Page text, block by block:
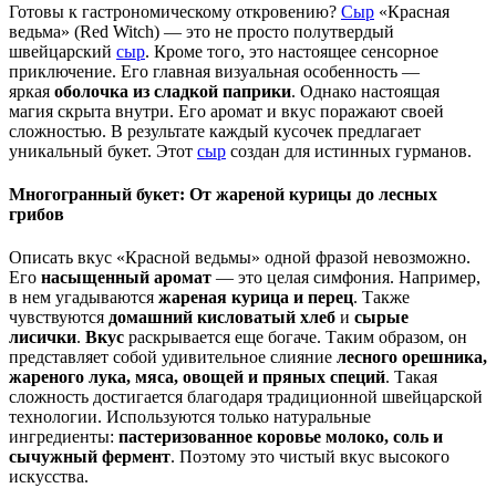
Готовы к гастрономическому откровению? Сыр «Красная
ведьма» (Red Witch) — это не просто полутвердый
швейцарский сыр. Кроме того, это настоящее сенсорное
приключение. Его главная визуальная особенность —
яркая оболочка из сладкой паприки. Однако настоящая
магия скрыта внутри. Его аромат и вкус поражают своей
сложностью. В результате каждый кусочек предлагает
уникальный букет. Этот сыр создан для истинных гурманов.
Многогранный букет: От жареной курицы до лесных
грибов
Описать вкус «Красной ведьмы» одной фразой невозможно.
Его насыщенный аромат — это целая симфония. Например,
в нем угадываются жареная курица и перец. Также
чувствуются домашний кисловатый хлеб и сырые
лисички. Вкус раскрывается еще богаче. Таким образом, он
представляет собой удивительное слияние лесного орешника,
жареного лука, мяса, овощей и пряных специй. Такая
сложность достигается благодаря традиционной швейцарской
технологии. Используются только натуральные
ингредиенты: пастеризованное коровье молоко, соль и
сычужный фермент. Поэтому это чистый вкус высокого
искусства.